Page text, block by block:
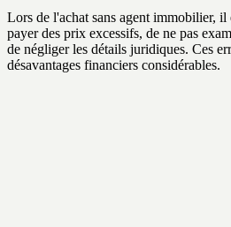
Lors de l'achat sans agent immobilier,
payer des prix excessifs, de ne pas
de négliger les détails juridiques. Ces
désavantages financiers considérables.